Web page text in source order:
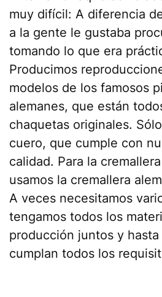
muy difícil: A diferencia
a la gente le gustaba
tomando lo que era
Producimos
modelos de los famosos
alemanes, que están
chaquetas originales.
cuero, que cumple con
calidad. Para la
usamos la cremallera
A veces necesitamos
tengamos todos los
producción juntos y
cumplan todos los